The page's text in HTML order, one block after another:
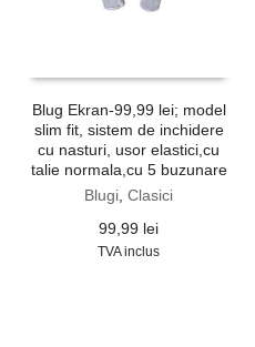
Blug Ekran-99,99 lei; model
slim fit, sistem de inchidere
cu nasturi, usor elastici,cu
talie normala,cu 5 buzunare
Blugi,Clasici
99,99 lei
TVA inclus